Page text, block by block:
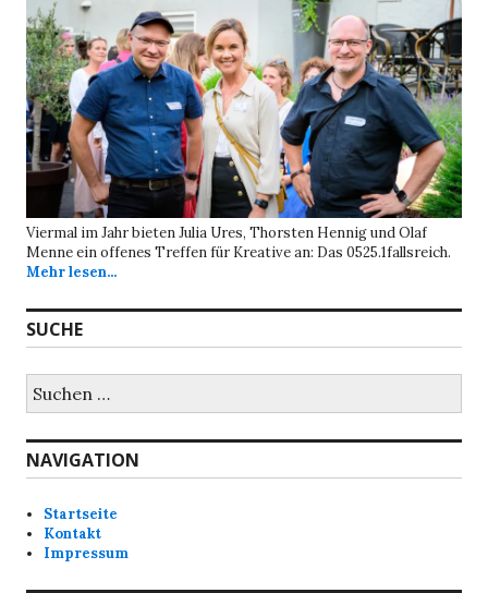
Viermal im Jahr bieten Julia Ures, Thorsten Hennig und Olaf
Menne ein offenes Treffen für Kreative an: Das 0525.1fallsreich.
Mehr lesen...
SUCHE
nach:
NAVIGATION
Startseite
Kontakt
Impressum